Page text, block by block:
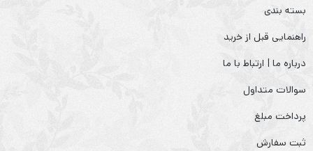
بسته بندی
راهنمایی قبل از خرید
درباره ما | ارتباط با ما
سوالات متداول
پرداخت مبلغ
ثبت سفارش